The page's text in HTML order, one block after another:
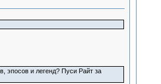
эпосов и легенд? Пуси Райт за